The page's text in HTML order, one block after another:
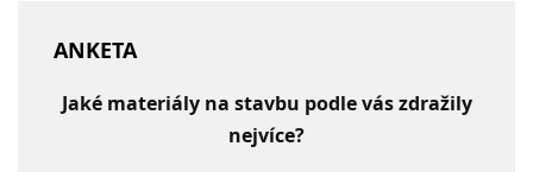
ANKETA
Jaké materiály na stavbu podle vás zdražily
nejvíce?